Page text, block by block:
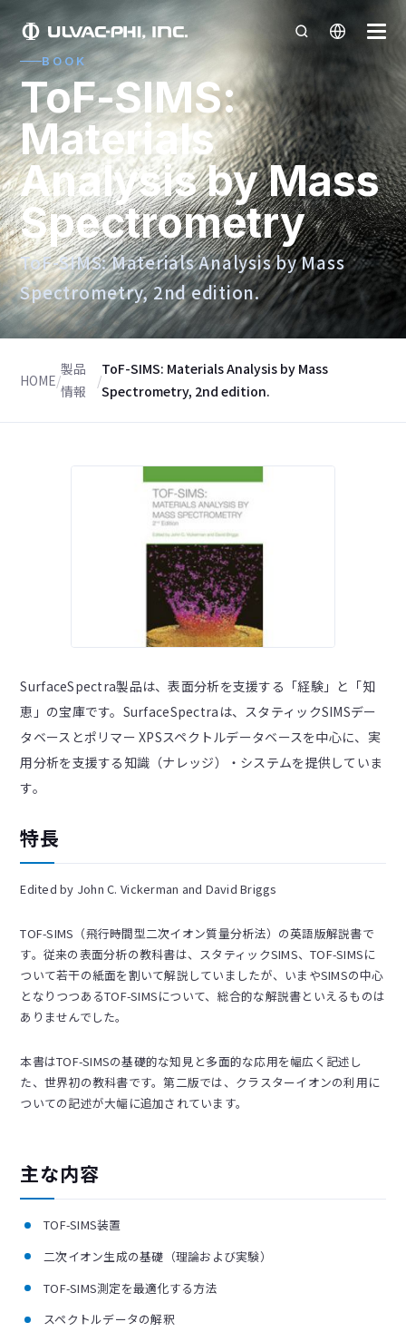
BOOK
ToF-SIMS:
Materials
Analysis by Mass
Spectrometry
ToF-SIMS: Materials Analysis by Mass
Spectrometry, 2nd edition.
HOME/
製品
情報
/
ToF-SIMS: Materials Analysis by Mass
Spectrometry, 2nd edition.
SurfaceSpectra製品は、表面分析を支援する「経験」と「知
恵」の宝庫です。SurfaceSpectraは、スタティックSIMSデー
タベースとポリマー XPSスペクトルデータベースを中心に、実
用分析を支援する知識（ナレッジ）・システムを提供していま
す。
特長
Edited by John C. Vickerman and David Briggs
TOF-SIMS（飛行時間型二次イオン質量分析法）の英語版解説書で
す。従来の表面分析の教科書は、スタティックSIMS、TOF-SIMSに
ついて若干の紙面を割いて解説していましたが、いまやSIMSの中心
となりつつあるTOF-SIMSについて、総合的な解説書といえるものは
ありませんでした。
本書はTOF-SIMSの基礎的な知見と多面的な応用を幅広く記述し
た、世界初の教科書です。第二版では、クラスターイオンの利用に
ついての記述が大幅に追加されています。
主な内容
TOF-SIMS装置
二次イオン生成の基礎（理論および実験）
TOF-SIMS測定を最適化する方法
スペクトルデータの解釈